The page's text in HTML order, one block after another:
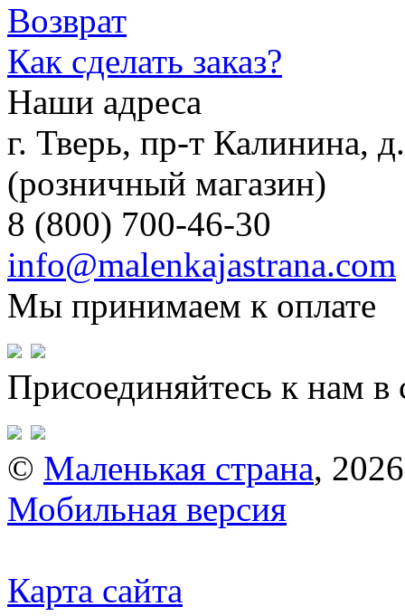
Возврат
Как сделать заказ?
Наши адреса
г. Тверь, пр-т
(розничный магазин)
8 (800) 700-46-30
info@malenkajastrana.com
Мы принимаем к оплате
Присоединяйтесь к нам в
© Маленькая страна, 2026
Мобильная версия
Карта сайта